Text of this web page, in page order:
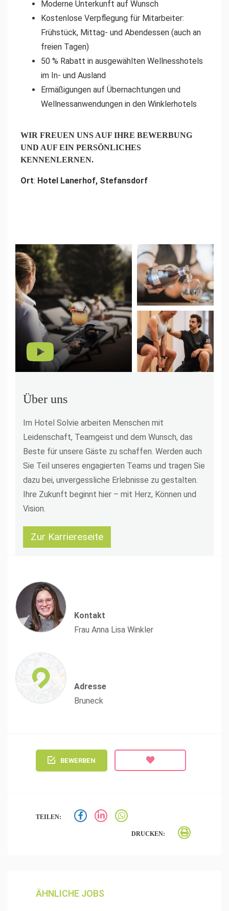
Moderne Unterkunft auf Wunsch
Kostenlose Verpflegung für Mitarbeiter:
Frühstück, Mittag- und Abendessen (auch an
freien Tagen)
50 % Rabatt in ausgewählten Wellnesshotels
im In- und Ausland
Ermäßigungen auf Übernachtungen und
Wellnessanwendungen in den Winklerhotels
WIR FREUEN UNS AUF IHRE BEWERBUNG
UND AUF EIN PERSÖNLICHES
KENNENLERNEN.
Ort: Hotel Lanerhof, Stefansdorf
Über uns
Im Hotel Solvie arbeiten Menschen mit
Leidenschaft, Teamgeist und dem Wunsch, das
Beste für unsere Gäste zu schaffen. Werden auch
Sie Teil unseres engagierten Teams und tragen Sie
dazu bei, unvergessliche Erlebnisse zu gestalten.
Ihre Zukunft beginnt hier – mit Herz, Können und
Vision.
Zur Karriereseite
Kontakt
Frau Anna Lisa Winkler
Adresse
Bruneck
BEWERBEN
TEILEN:
DRUCKEN:
ÄHNLICHE JOBS